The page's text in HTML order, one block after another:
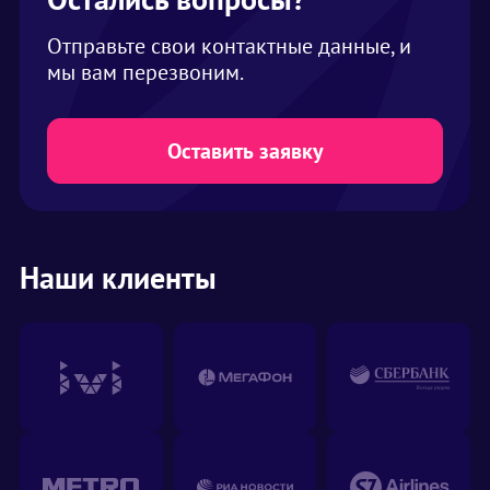
шатре на одного человека закладывается 2
кв. метра. В нашем ассортименте шатры
вместимостью от 2 до 1000 человек
Отправьте свои контактные данные, и
мы вам перезвоним.
Оставить заявку
Наши клиенты